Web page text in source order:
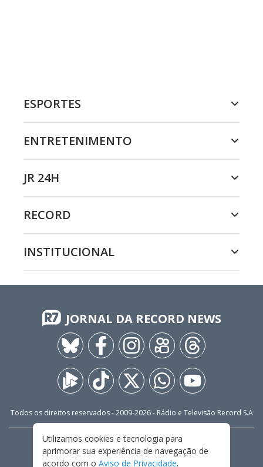
ESPORTES
ENTRETENIMENTO
JR 24H
RECORD
INSTITUCIONAL
JORNAL DA RECORD NEWS
Todos os direitos reservados - 2009-2026- Rádio e Televisão Record S.A
FALE CONOSCO
PRIVACIDADE
TERMOS E CONDIÇÕES DE USO
Utilizamos cookies e tecnologia para
aprimorar sua experiência de navegação de
acordo com o Aviso de Privacidade.